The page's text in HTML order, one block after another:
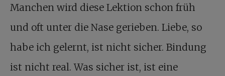
Manchen wird diese Lektion schon früh
und oft unter die Nase gerieben. Liebe, so
habe ich gelernt, ist nicht sicher. Bindung
ist nicht real. Was sicher ist, ist eine